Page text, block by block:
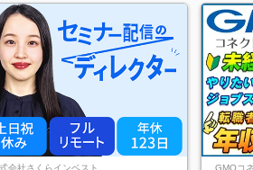
会社さくらインベスト
GMOコ